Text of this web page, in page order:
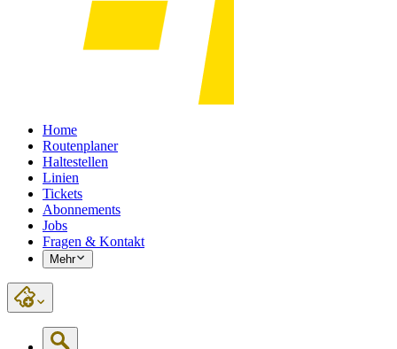
Home
Routenplaner
Haltestellen
Linien
Tickets
Abonnements
Jobs
Fragen & Kontakt
Mehr